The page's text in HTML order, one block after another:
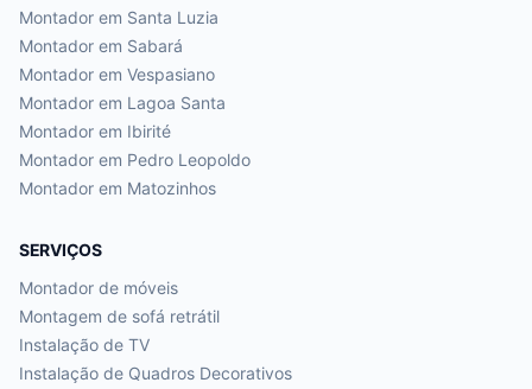
Montador em Santa Luzia
Montador em Sabará
Montador em Vespasiano
Montador em Lagoa Santa
Montador em Ibirité
Montador em Pedro Leopoldo
Montador em Matozinhos
SERVIÇOS
Montador de móveis
Montagem de sofá retrátil
Instalação de TV
Instalação de Quadros Decorativos